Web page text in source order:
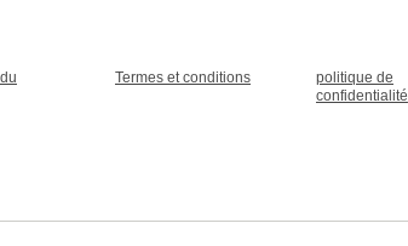
Termes et conditions
politique de
confidentialité